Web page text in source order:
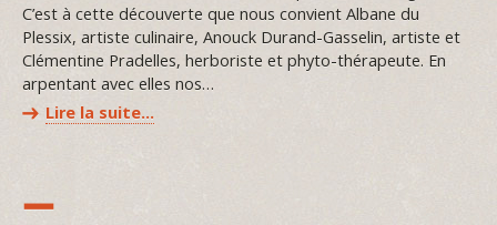
C’est à cette découverte que nous convient Albane du
Plessix, artiste culinaire, Anouck Durand-Gasselin, artiste et
Clémentine Pradelles, herboriste et phyto-thérapeute. En
arpentant avec elles nos…
Lire la suite…